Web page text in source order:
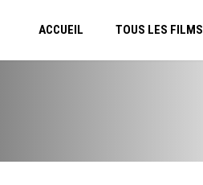
ACCUEIL TOUS LES FILMS